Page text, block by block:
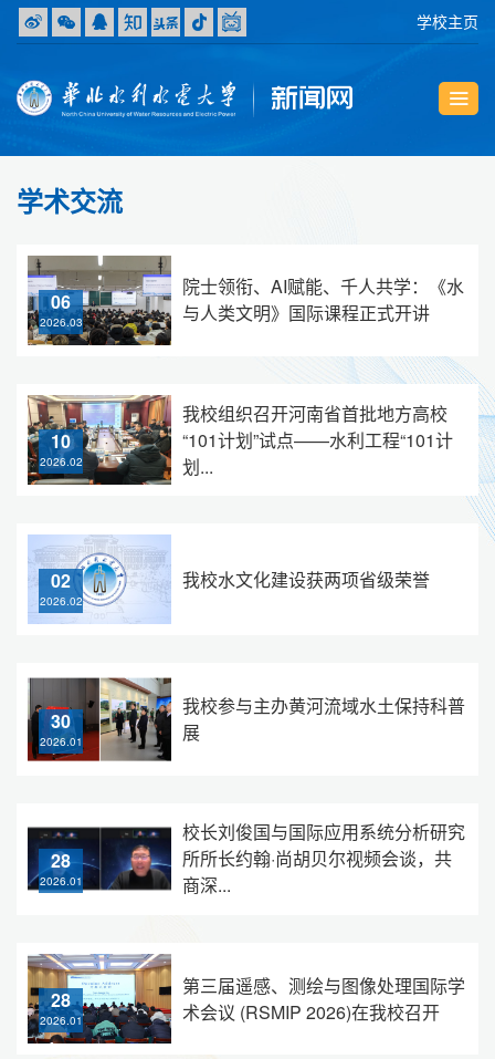
学校主页
学术交流
06
2026.03
院士领衔、AI赋能、千人共学：《水
与人类文明》国际课程正式开讲
10
2026.02
我校组织召开河南省首批地方高校
“101计划”试点——水利工程“101计
划...
02
2026.02
我校水文化建设获两项省级荣誉
30
2026.01
我校参与主办黄河流域水土保持科普
展
28
2026.01
校长刘俊国与国际应用系统分析研究
所所长约翰·尚胡贝尔视频会谈，共
商深...
28
2026.01
第三届遥感、测绘与图像处理国际学
术会议 (RSMIP 2026)在我校召开